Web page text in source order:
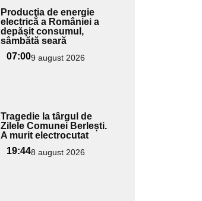
Producţia de energie
electrică a României a
depăşit consumul,
sâmbătă seară
07:009 august 2026
Tragedie la târgul de
Zilele Comunei Berlești.
A murit electrocutat
19:448 august 2026